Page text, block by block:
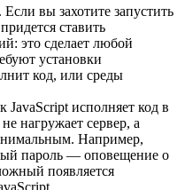
. Если вы захотите запустить
ставить
это сделает любой
установки
код, или среды
JavaScript исполняет код в
нагружает сервер, а
Например,
пароль — оповещение о
появляется